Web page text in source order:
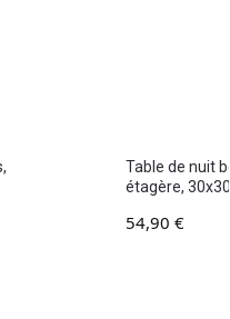
Table de nuit
étagère,
54,90 €